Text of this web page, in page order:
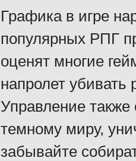
Графика в игре
популярных РПГ
оценят многие
напролет
Управление также
темному миру,
забывайте